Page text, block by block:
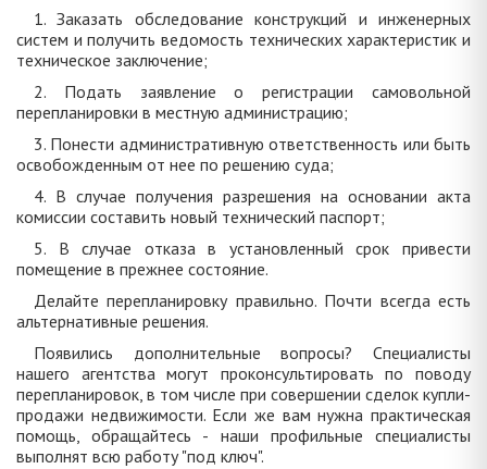
1. Заказать обследование конструкций и инженерных
систем и получить ведомость технических характеристик и
техническое заключение;
2. Подать заявление о регистрации самовольной
перепланировки в местную администрацию;
3. Понести административную ответственность или быть
освобожденным от нее по решению суда;
4. В случае получения разрешения на основании акта
комиссии составить новый технический паспорт;
5. В случае отказа в установленный срок привести
помещение в прежнее состояние.
Делайте перепланировку правильно. Почти всегда есть
альтернативные решения.
Появились дополнительные вопросы? Специалисты
нашего агентства могут проконсультировать по поводу
перепланировок, в том числе при совершении сделок купли-
продажи недвижимости. Если же вам нужна практическая
помощь, обращайтесь - наши профильные специалисты
выполнят всю работу "под ключ".